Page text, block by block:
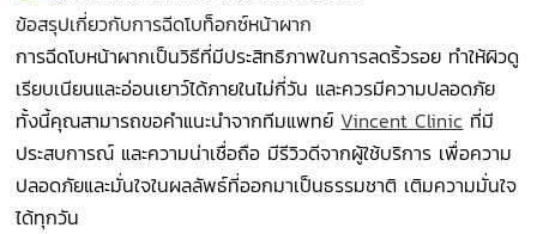
ข้อสรุปเกี่ยวกับการฉีดโบท็อกซ์หน้าผาก
การฉีดโบหน้าผากเป็นวิธีที่มีประสิทธิภาพในการลดริ้วรอย ทำให้ผิวดู
เรียบเนียนและอ่อนเยาว์ได้ภายในไม่กี่วัน และควรมีความปลอดภัย
ทั้งนี้คุณสามารถขอคำแนะนำจากทีมแพทย์ Vincent Clinic ที่มี
ประสบการณ์ และความน่าเชื่อถือ มีรีวิวดีจากผู้ใช้บริการ เพื่อความ
ปลอดภัยและมั่นใจในผลลัพธ์ที่ออกมาเป็นธรรมชาติ เติมความมั่นใจ
ได้ทุกวัน